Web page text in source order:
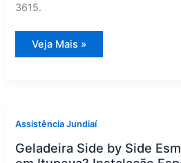
3615.
LG
Geladeira
Jundiaí
—
Assistência
Jundiaí
Veja Mais »
Assistência Jundiaí
Geladeira Side by Side